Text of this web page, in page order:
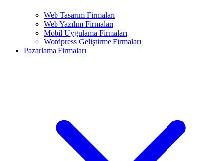
Web Tasarım Firmaları
Web Yazılım Firmaları
Mobil Uygulama Firmaları
Wordpress Geliştirme Firmaları
Pazarlama Firmaları